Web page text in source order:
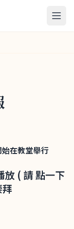
始在教堂舉行
放 ( 請 點一下